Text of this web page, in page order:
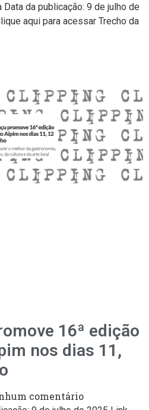
da publicação: 9 de julho de
aqui para acessar Trecho da
16ª edição
nos dias 11,
comentário